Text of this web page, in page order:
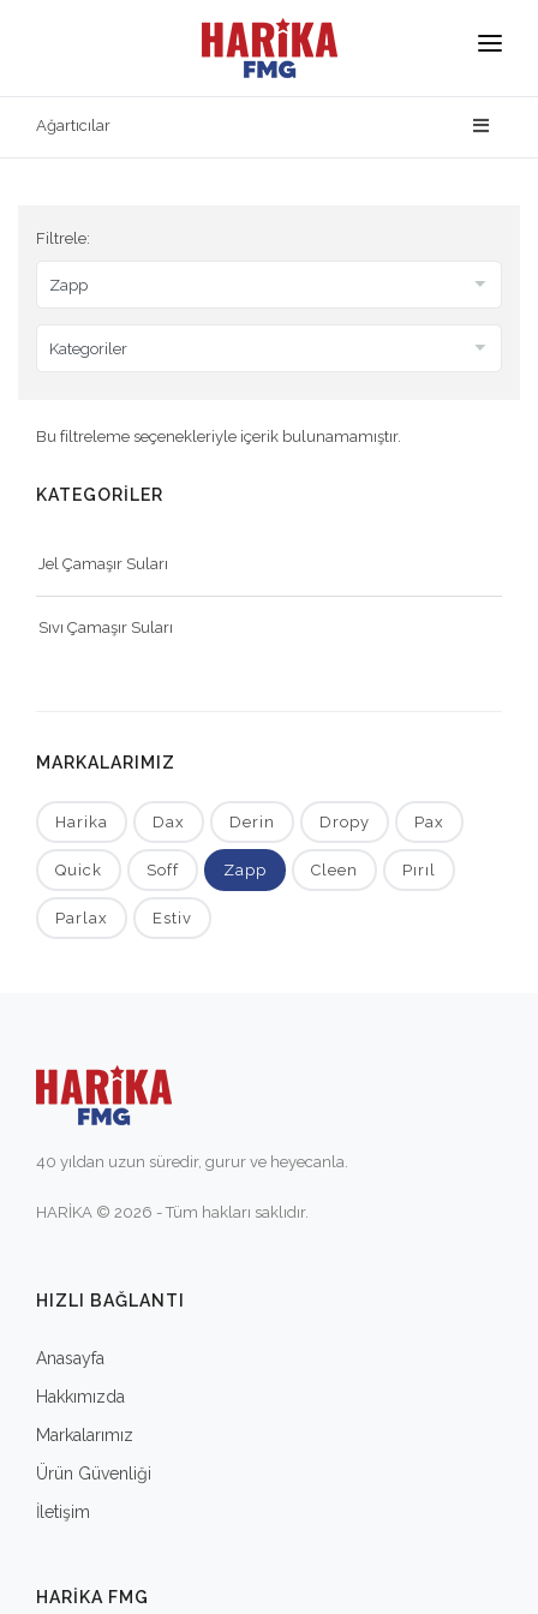
Anasayfa
Ürün Güvenliği
İletişim
Ağartıcılar
Filtrele:
Bu filtreleme seçenekleriyle içerik bulunamamıştır.
KATEGORİLER
Jel Çamaşır Suları
Sıvı Çamaşır Suları
MARKALARIMIZ
Harika Dax Derin Dropy Pax
Quick Soff Zapp Cleen Pırıl
Parlax Estiv
40 yıldan uzun süredir, gurur ve heyecanla.
HARİKA © 2026 - Tüm hakları saklıdır.
HIZLI BAĞLANTI
Anasayfa
Hakkımızda
Markalarımız
Ürün Güvenliği
İletişim
HARIKA FMG